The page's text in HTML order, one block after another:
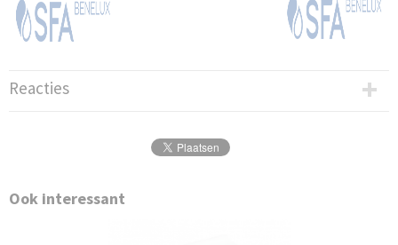
Reacties
Ook interessant